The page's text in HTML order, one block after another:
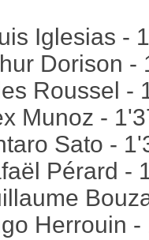
Iglesias -
Dorison -
Roussel -
Munoz -
Sato -
Pérard -
Herrouin